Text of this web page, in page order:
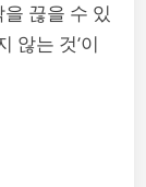
끊을 수 있
않는 것’이